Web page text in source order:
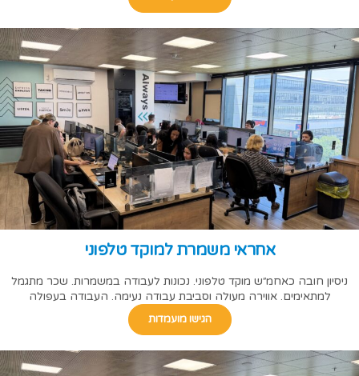
אחראי משמרת למוקד טלפוני
ניסיון חובה כאחמ״ש מוקד טלפוני. נכונות לעבודה במשמרות. שכר מתגמל
למתאימים. אווירה מעולה וסביבת עבודה נעימה. העבודה בעפולה
הגישו מועמדות